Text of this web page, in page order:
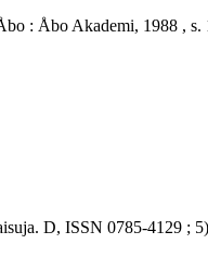
: Åbo Akademi, 1988 , s.
D, ISSN 0785-4129 ;